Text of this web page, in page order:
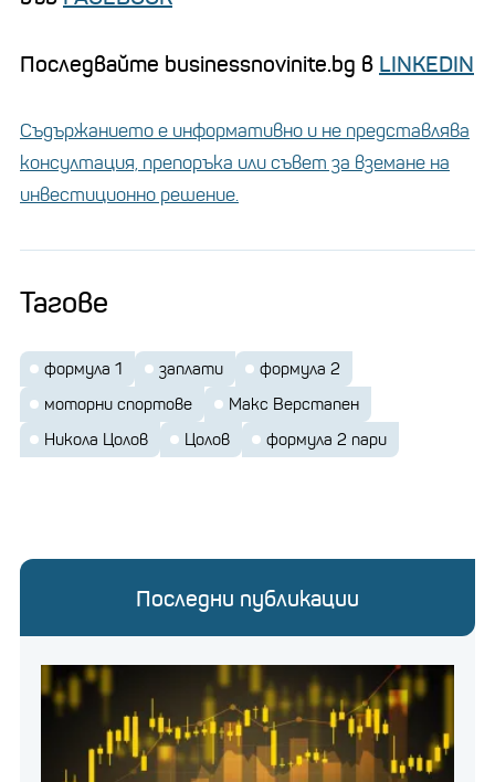
Последвайте businessnovinite.bg в LINKEDIN
Съдържанието е информативно и не представлява
консултация, препоръка или съвет за вземане на
инвестиционно решение.
Тагове
формула 1 заплати
формула 2
моторни спортове
Макс Верстапен
Никола Цолов
Цолов формула 2 пари
Последни публикации